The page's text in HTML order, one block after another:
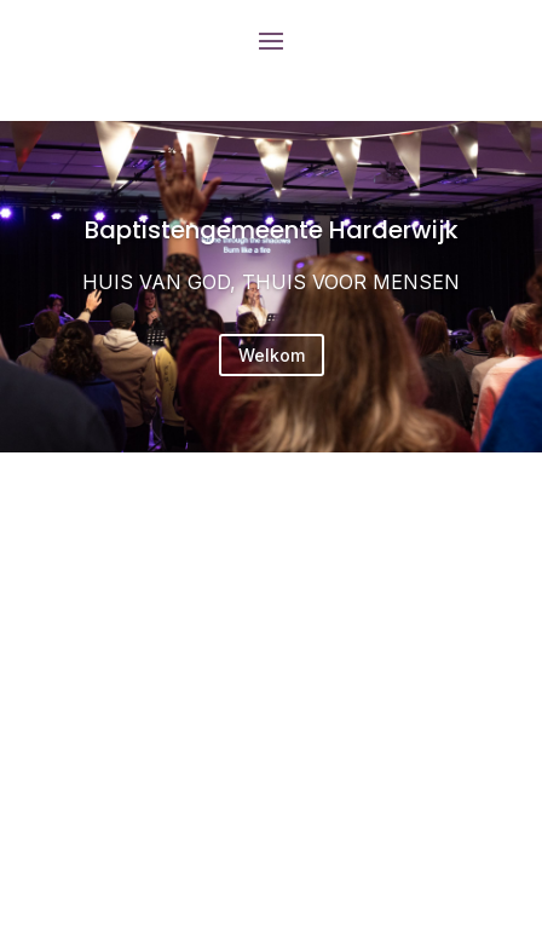
Baptistengemeente Harderwijk
HUIS VAN GOD, THUIS VOOR MENSEN
Welkom